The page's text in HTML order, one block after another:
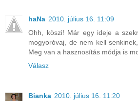
haNa 2010. július 16. 11:09
Ohh, köszi! Már egy ideje a
mogyoróvaj, de nem kell
Meg van a hasznosítás módja is
Válasz
Bianka 2010. július 16. 11:20